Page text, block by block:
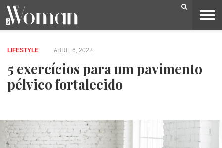
BELEZA
CAPA
LIFESTYLE
MODA
OPINIÃO
PESSOAS
SOCIEDADE
VIDEOS
LIFESTYLE ABRIL 6, 2022
5 exercícios para um pavimento
pélvico fortalecido